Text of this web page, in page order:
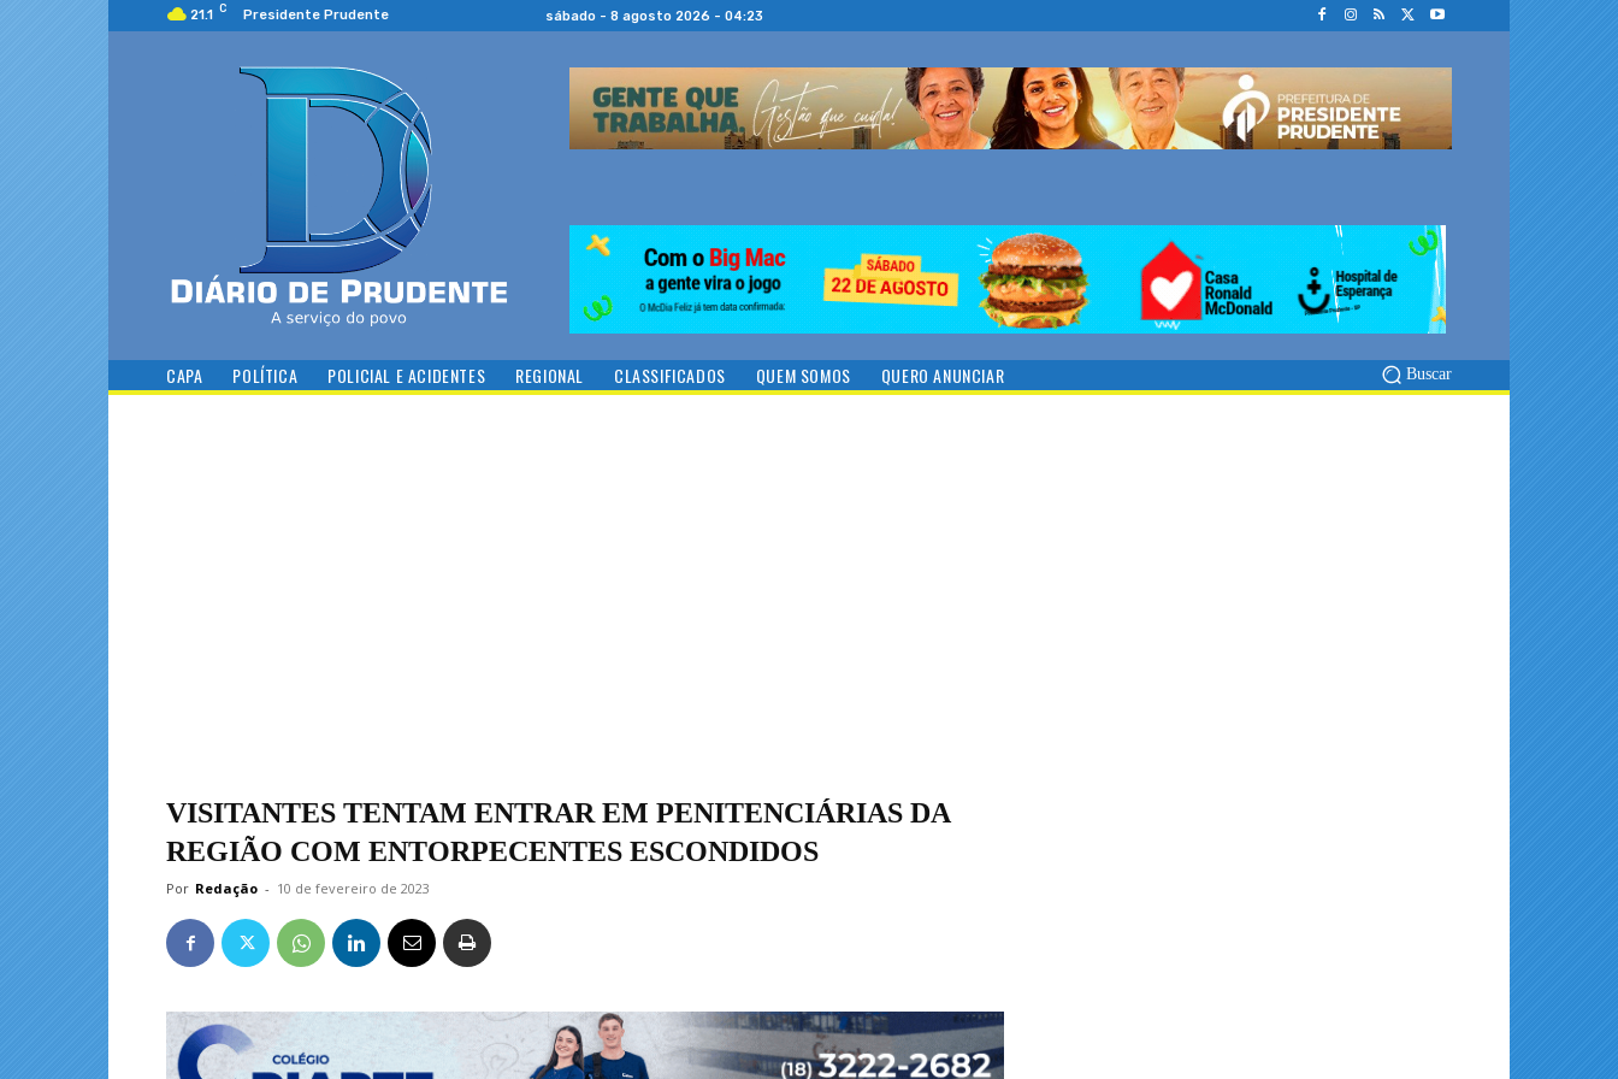
21.1 C Presidente Prudente sábado - 8 agosto 2026 - 04:23
CAPA POLÍTICA POLICIAL E ACIDENTES REGIONAL CLASSIFICADOS QUEM SOMOS QUERO ANUNCIAR Buscar
VISITANTES TENTAM ENTRAR EM PENITENCIÁRIAS DA
REGIÃO COM ENTORPECENTES ESCONDIDOS
Por Redação - 10 de fevereiro de 2023